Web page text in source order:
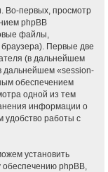
Во-первых, просмотр
phpBB
файлы,
Первые две
(в дальнейшем
дальнейшем «session-
обеспечением
одной из тем
информации о
удобство работы с
установить
phpBB,